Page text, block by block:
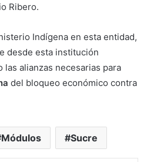
Ribero.
Indígena en esta entidad,
desde esta institución
alianzas necesarias para
del bloqueo económico contra
Módulos Sucre